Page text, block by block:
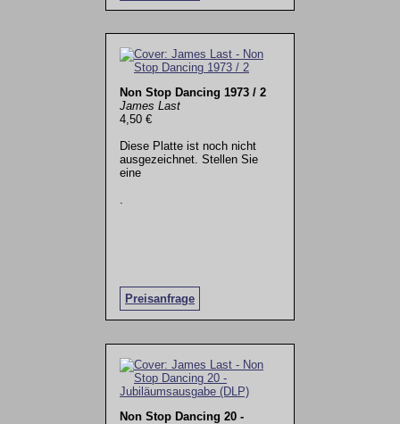
Non Stop Dancing 1973 / 2
James Last
4,50 €
Diese Platte ist noch nicht
ausgezeichnet. Stellen Sie
eine
Preisanfrage
.
Non Stop Dancing 20 -